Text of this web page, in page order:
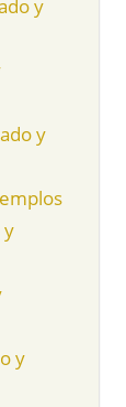
y
y
y
y